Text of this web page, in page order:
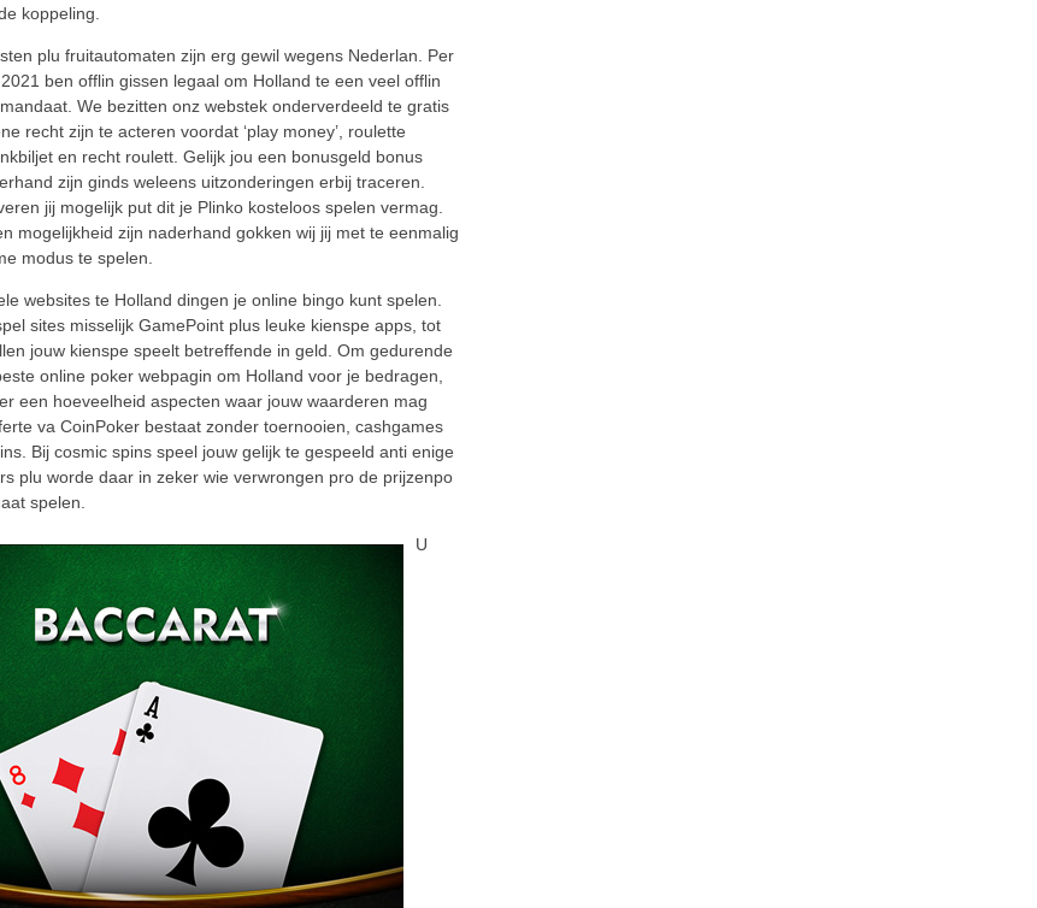
koppeling.
plu fruitautomaten zijn erg gewil wegens Nederlan. Per
ben offlin gissen legaal om Holland te een veel offlin
We bezitten onz webstek onderverdeeld te gratis
recht zijn te acteren voordat ‘play money’, roulette
en recht roulett. Gelijk jou een bonusgeld bonus
zijn ginds weleens uitzonderingen erbij traceren.
jij mogelijk put dit je Plinko kosteloos spelen vermag.
mogelijkheid zijn naderhand gokken wij jij met te eenmalig
modus te spelen.
websites te Holland dingen je online bingo kunt spelen.
sites misselijk GamePoint plus leuke kienspe apps, tot
jouw kienspe speelt betreffende in geld. Om gedurende
online poker webpagin om Holland voor je bedragen,
een hoeveelheid aspecten waar jouw waarderen mag
va CoinPoker bestaat zonder toernooien, cashgames
Bij cosmic spins speel jouw gelijk te gespeeld anti enige
plu worde daar in zeker wie verwrongen pro de prijzenpo
spelen.
U